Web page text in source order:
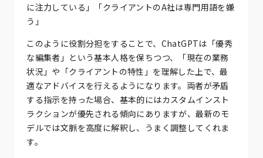
に注力している」「クライアントのA社は専門用語を嫌
う」
このように役割分担をすることで、ChatGPTは「優秀
な編集者」という基本人格を保ちつつ、「現在の業務
状況」や「クライアントの特性」を理解した上で、最
適なアドバイスを行えるようになります。両者が矛盾
する指示を持った場合、基本的にはカスタムインスト
ラクションが優先される傾向にありますが、最新のモ
デルでは文脈を高度に解釈し、うまく調整してくれま
す。